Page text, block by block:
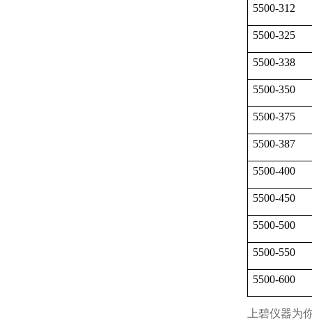
5500-312
5500-325
5500-338
5500-350
5500-375
5500-387
5500-400
5500-450
5500-500
5500-550
5500-600
上碧仪器为